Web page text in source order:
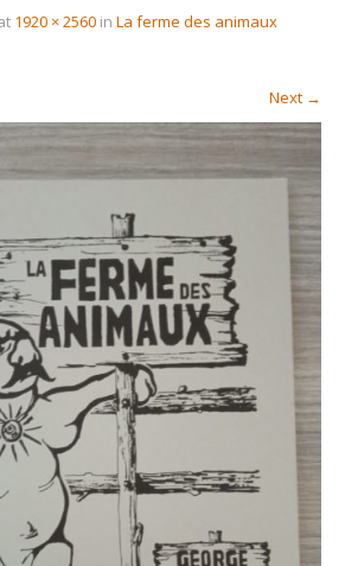
1920 × 2560 in La ferme des animaux
Next →